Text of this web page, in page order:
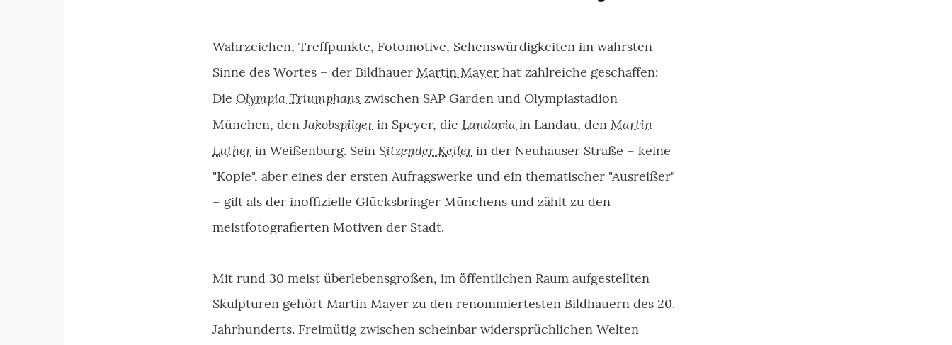
Wahrzeichen, Treffpunkte, Fotomotive, Sehenswürdigkeiten im wahrsten
Sinne des Wortes – der Bildhauer Martin Mayer hat zahlreiche geschaffen:
Die Olympia Triumphans zwischen SAP Garden und Olympiastadion
München, denJakobspilger in Speyer, die Landavia in Landau, den Martin
Luther in Weißenburg. Sein Sitzender Keiler in der Neuhauser Straße – keine
"Kopie", aber eines der ersten Aufragswerke und ein thematischer "Ausreißer"
– gilt als der inoffizielle Glücksbringer Münchens und zählt zu den
meistfotografierten Motiven der Stadt.
Mit rund 30 meist überlebensgroßen, im öffentlichen Raum aufgestellten
Skulpturen gehört Martin Mayer zu den renommiertesten Bildhauern des 20.
Jahrhunderts. Freimütig zwischen scheinbar widersprüchlichen Welten